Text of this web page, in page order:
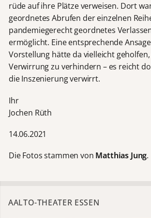
rüde auf ihre Plätze verweisen. Dort
geordnetes Abrufen der einzelnen
pandemiegerecht geordnetes
ermöglicht. Eine entsprechende
Vorstellung hätte da vielleicht
Verwirrung zu verhindern – es reicht
die Inszenierung verwirrt.
Ihr
Jochen Rüth
14.06.2021
Die Fotos stammen von Matthias Jung.
AALTO-THEATER ESSEN